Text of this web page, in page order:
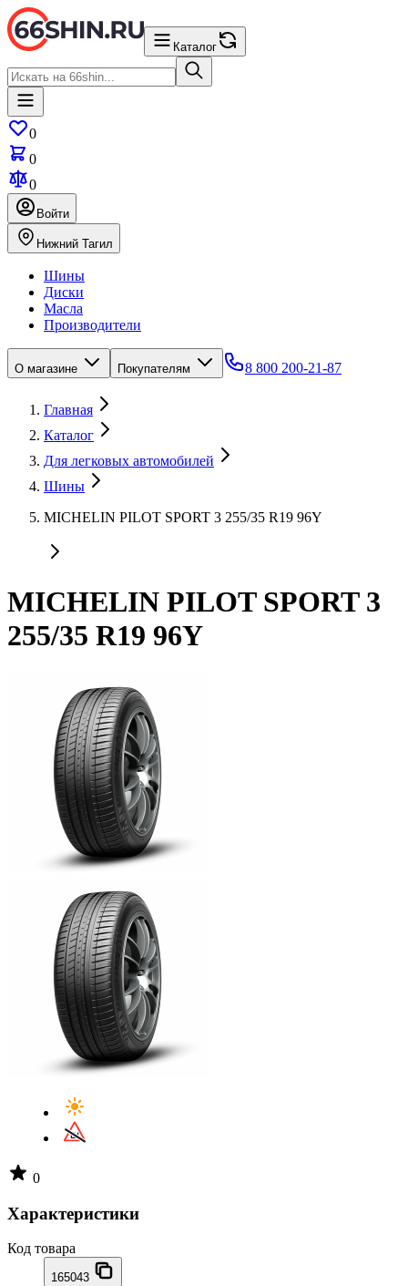
Каталог
0
0
0
Войти
Нижний Тагил
Шины
Диски
Масла
Производители
О магазине Покупателям 8 800 200-21-87
Главная
Каталог
Для легковых автомобилей
Шины
MICHELIN PILOT SPORT 3 255/35 R19 96Y
MICHELIN PILOT SPORT 3
255/35 R19 96Y
0
Характеристики
Код товара
165043